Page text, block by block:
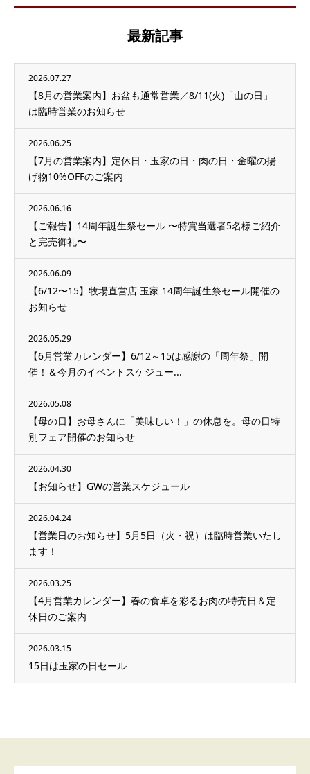
最新記事
2026.07.27
【8月の営業案内】お盆も通常営業／8/11(火)「山の日」
は臨時営業のお知らせ
2026.06.25
【7月の営業案内】定休日・玉家の日・肉の日・金曜の揚
げ物10%OFFのご案内
2026.06.16
【ご報告】14周年誕生祭セール 〜特賞当選者5名様ご紹介
と完売御礼〜
2026.06.09
【6/12〜15】牧場直営店 玉家 14周年誕生祭セール開催の
お知らせ
2026.05.29
【6月営業カレンダー】6/12～15は感謝の「周年祭」開
催！＆今月のイベントスケジュー...
2026.05.08
【母の日】お母さんに「美味しい！」の休息を。母の日特
別フェア開催のお知らせ
2026.04.30
【お知らせ】GWの営業スケジュール
2026.04.24
【営業日のお知らせ】5月5日（火・祝）は臨時営業いたし
ます！
2026.03.25
【4月営業カレンダー】春の食卓を彩るお肉の特売日＆定
休日のご案内
2026.03.15
15日は玉家の日セール